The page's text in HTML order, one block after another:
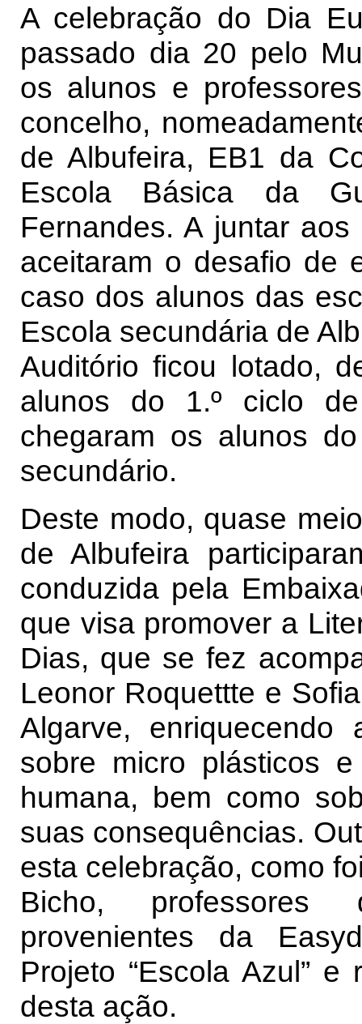
A celebração do Dia
passado dia 20 pelo
os alunos e
concelho,
de Albufeira, EB1 da
Escola Básica da
Fernandes. A juntar
aceitaram o desafio de
caso dos alunos das
Escola secundária de
Auditório ficou lotado,
alunos do 1.º ciclo
chegaram os alunos
secundário.
Deste modo, quase
de Albufeira
conduzida pela
que visa promover a
Dias, que se fez
Leonor Roquettte e
Algarve,
sobre micro plásticos
humana, bem como
suas consequências.
esta celebração, como
Bicho, professores
provenientes da
Projeto “Escola Azul”
desta ação.